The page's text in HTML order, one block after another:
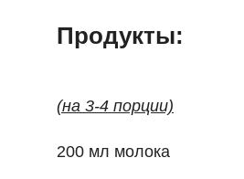
Продукты:
(на 3-4 порции)
200 мл молока